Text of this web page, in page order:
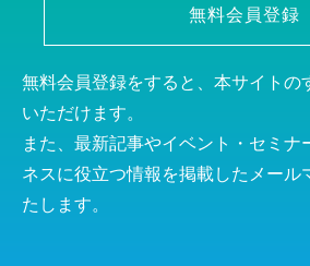
無料会員登録
無料会員登録をすると、本サイトの
いただけます。
また、最新記事やイベント・セミナ
ネスに役立つ情報を掲載したメール
たします。